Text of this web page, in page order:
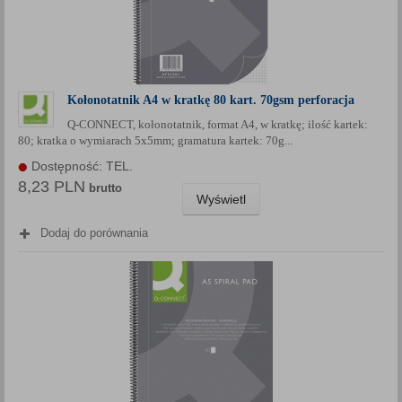
Kołonotatnik A4 w kratkę 80 kart. 70gsm perforacja
Q-CONNECT, kołonotatnik, format A4, w kratkę; ilość kartek:
80; kratka o wymiarach 5x5mm; gramatura kartek: 70g...
Dostępność: TEL.
8,23 PLN brutto
Wyświetl
Dodaj do porównania